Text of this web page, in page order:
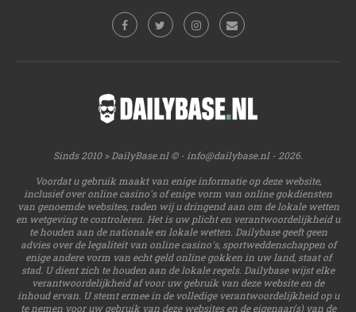
Sinds 2010 > DailyBase.nl © - info@dailybase.nl- 2026.
Voordat u gebruik maakt van enige informatie op deze website,
inclusief over online casino's of enige vorm van online gokdiensten
van genoemde websites, raden wij u dringend aan om de lokale wetten
en wetgeving te controleren. Het is uw plicht en verantwoordelijkheid u
te houden aan de nationale en lokale wetten. Dailybase geeft geen
advies over de legaliteit van online casino's, sportweddenschappen of
enige andere vorm van echt geld online gokken in uw land, staat of
stad. U dient zich te houden aan de lokale regels. Dailybase wijst elke
verantwoordelijkheid af voor uw gebruik van deze website en de
inhoud ervan. U stemt ermee in de volledige verantwoordelijkheid op u
te nemen voor uw gebruik van deze websites en de eigenaar(s) van de